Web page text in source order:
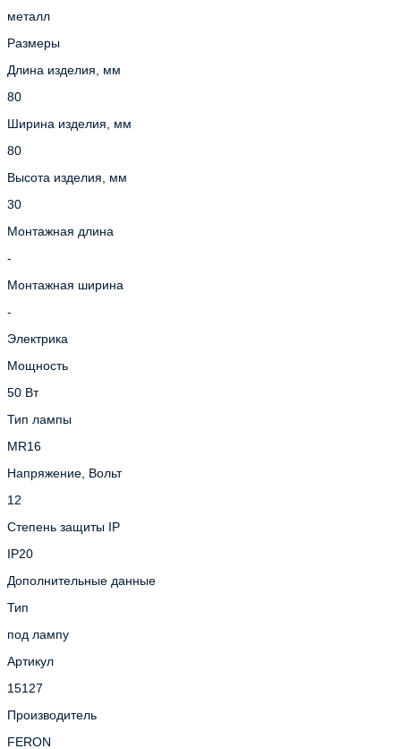
металл
Размеры
Длина изделия, мм
80
Ширина изделия, мм
80
Высота изделия, мм
30
Монтажная длина
-
Монтажная ширина
-
Электрика
Мощность
50 Вт
Тип лампы
MR16
Напряжение, Вольт
12
Степень защиты IP
IP20
Дополнительные данные
Тип
под лампу
Артикул
15127
Производитель
FERON